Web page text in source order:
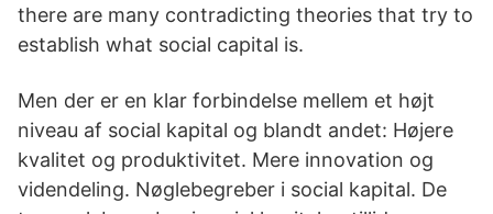
there are many contradicting theories that try to
establish what social capital is.
Men der er en klar forbindelse mellem et højt
niveau af social kapital og blandt andet: Højere
kvalitet og produktivitet. Mere innovation og
videndeling. Nøglebegreber i social kapital. De